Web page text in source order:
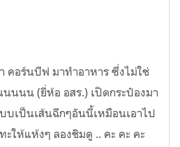
คอร์นบีฟ มาทำอาหาร ซึ่งไม่ใช่
นนน (ยี่ห้อ อสร.) เปิดกระป๋องมา
บเป็นเส้นฉีกๆอันนี้เหมือนเอาไป
ให้แห้งๆ ลองชิมดู .. คะ คะ คะ